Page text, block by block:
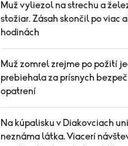
Muž vyliezol na strechu a
stožiar. Zásah skončil po viac
hodinách
Muž zomrel zrejme po požití
prebiehala za prísnych
opatrení
Na kúpalisku v Diakovciach
neznáma látka. Viacerí